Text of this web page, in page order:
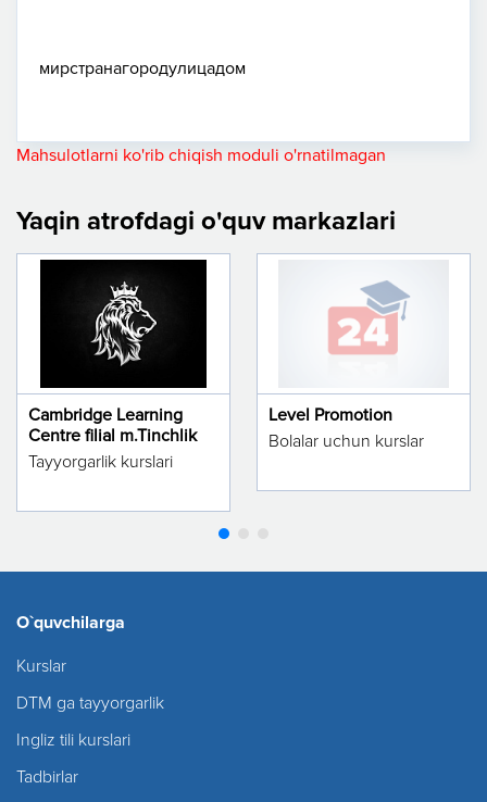
мирстранагородулицадом
Mahsulotlarni ko'rib chiqish moduli o'rnatilmagan
Yaqin atrofdagi o'quv markazlari
Cambridge Learning
Centre filial m.Tinchlik
Tayyorgarlik kurslari
Level Promotion
Bolalar uchun kurslar
O`quvchilarga
Kurslar
DTM ga tayyorgarlik
Ingliz tili kurslari
Tadbirlar